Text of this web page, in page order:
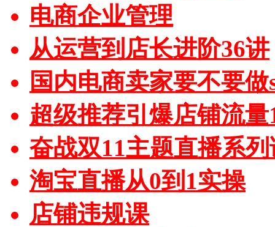
电商企业管理
从运营到店长进阶36讲
国内电商卖家要不要做
超级推荐引爆店铺流量
奋战双11主题直播系列
淘宝直播从0到1实操
店铺违规课